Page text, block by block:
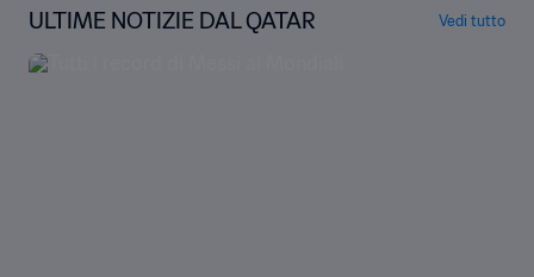
ULTIME NOTIZIE DAL QATAR Vedi tutto